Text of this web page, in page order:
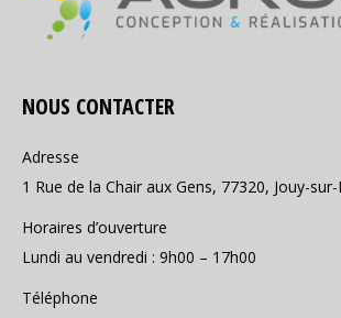
NOUS CONTACTER
Adresse
1 Rue de la Chair aux Gens, 77320, Jouy-
Horaires d’ouverture
Lundi au vendredi : 9h00 – 17h00
Téléphone